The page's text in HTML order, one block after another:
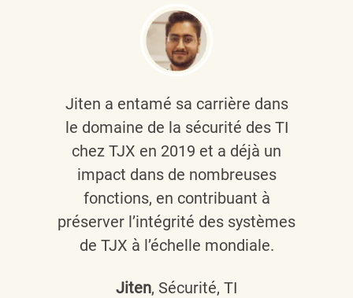
Jiten a entamé sa carrière dans
le domaine de la sécurité des TI
chez TJX en 2019 et a déjà un
impact dans de nombreuses
fonctions, en contribuant à
préserver l’intégrité des systèmes
de TJX à l’échelle mondiale.
Jiten, Sécurité, TI